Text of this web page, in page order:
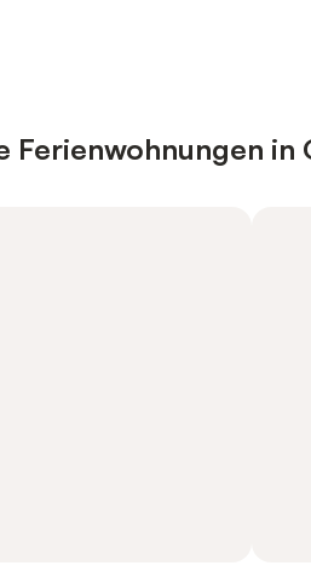
Ferienwohnungen in